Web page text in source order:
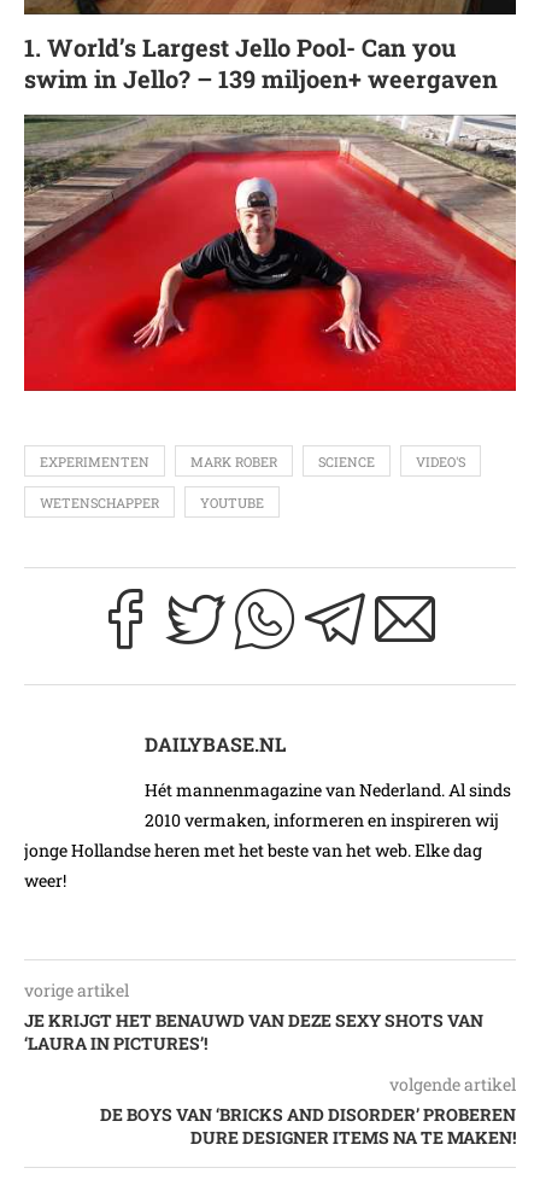
1. World’s Largest Jello Pool- Can you
swim in Jello? – 139 miljoen+ weergaven
EXPERIMENTEN MARK ROBER SCIENCE VIDEO'S
WETENSCHAPPER YOUTUBE
DAILYBASE.NL
Hét mannenmagazine van Nederland. Al sinds
2010 vermaken, informeren en inspireren wij
jonge Hollandse heren met het beste van het web. Elke dag
weer!
vorige artikel
JE KRIJGT HET BENAUWD VAN DEZE SEXY SHOTS VAN
‘LAURA IN PICTURES’!
volgende artikel
DE BOYS VAN ‘BRICKS AND DISORDER’ PROBEREN
DURE DESIGNER ITEMS NA TE MAKEN!